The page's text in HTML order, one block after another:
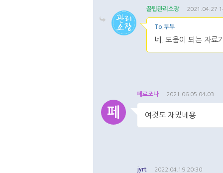
꿀팁관리소장 2021.04.27
To.투투
네. 도움이 되는 자료
페
페르조나 2021.06.05 04:03
여것도 재밌네용
jyrt 2022.04.19 20:30